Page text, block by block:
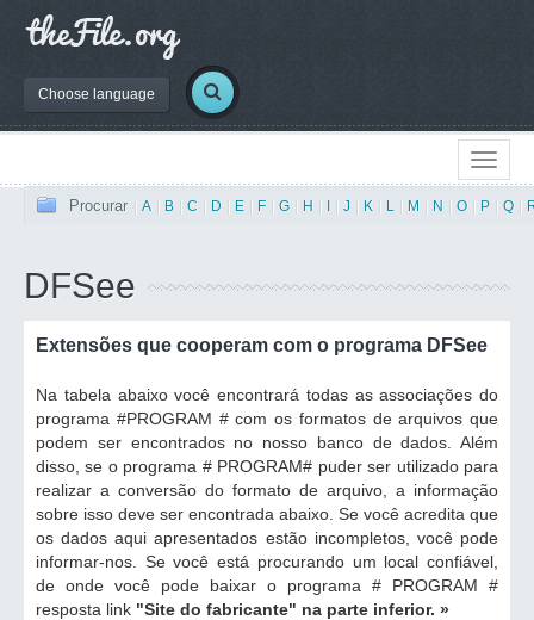
Choose language
Procurar A B C D E F G H J K L M N O P Q
DFSee
Extensões que cooperam com o programa DFSee
Na tabela abaixo você encontrará todas as associações do
programa #PROGRAM # com os formatos de arquivos que
podem ser encontrados no nosso banco de dados. Além
disso, se o programa # PROGRAM# puder ser utilizado para
realizar a conversão do formato de arquivo, a informação
sobre isso deve ser encontrada abaixo. Se você acredita que
os dados aqui apresentados estão incompletos, você pode
informar-nos. Se você está procurando um local confiável,
de onde você pode baixar o programa # PROGRAM #
resposta link "Site do fabricante" na parte inferior. »